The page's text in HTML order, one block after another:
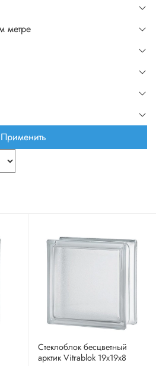
Стеклоблок бесцветный
арктик Vitrablok 19х19х8
метре
Применить